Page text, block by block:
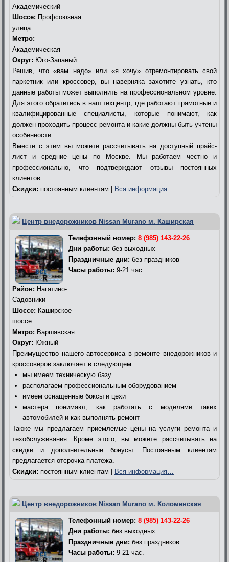
Академический
Шоссе: Профсоюзная
улица
Метро:
Академическая
Округ: Юго-Запаный
Решив, что «вам надо» или «я хочу» отремонтировать свой
паркетник или кроссовер, вы наверняка захотите узнать, кто
данные работы может выполнить на профессиональном уровне.
Для этого обратитесь в наш техцентр, где работают грамотные и
квалифицированные специалисты, которые понимают, как
должен проходить процесс ремонта и какие должны быть учтены
особенности.
Вместе с этим вы можете рассчитывать на доступный прайс-
лист и средние цены по Москве. Мы работаем честно и
профессионально, что подтверждают отзывы постоянных
клиентов.
Скидки: постоянным клиентам | Вся информация…
Центр внедорожников Nissan Murano м. Каширская
Телефонный номер: 8 (985) 143-22-26
Дни работы: без выходных
Праздничные дни: без праздников
Часы работы: 9-21 час.
Район: Нагатино-
Садовники
Шоссе: Каширское
шоссе
Метро: Варшавская
Округ: Южный
Преимущество нашего автосервиса в ремонте внедорожников и
кроссоверов заключает в следующем
мы имеем техническую базу
располагаем профессиональным оборудованием
имеем оснащенные боксы и цехи
мастера понимают, как работать с моделями таких
автомобилей и как выполнять ремонт
Также мы предлагаем приемлемые цены на услуги ремонта и
техобслуживания. Кроме этого, вы можете рассчитывать на
скидки и дополнительные бонусы. Постоянным клиентам
предлагается отсрочка платежа.
Скидки: постоянным клиентам | Вся информация…
Центр внедорожников Nissan Murano м. Коломенская
Телефонный номер: 8 (985) 143-22-26
Дни работы: без выходных
Праздничные дни: без праздников
Часы работы: 9-21 час.